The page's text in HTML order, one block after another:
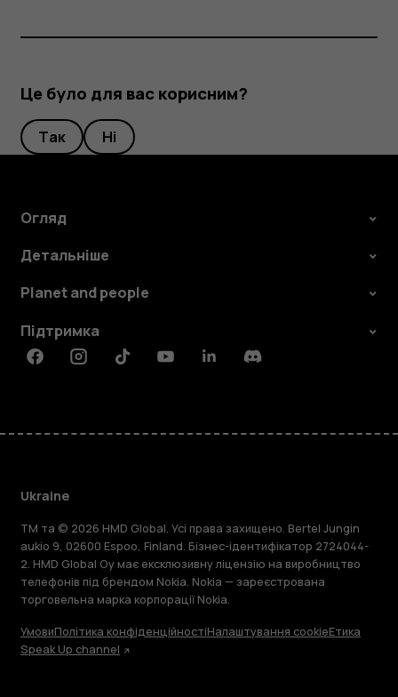
Це було для вас корисним?
Так Ні
Огляд
Детальніше
Planet and people
Підтримка
FacebookInstagramTiktokYoutubeLinkedinDiscord
Ukraine
TM та © 2026 HMD Global. Усі права захищено. Bertel Jungin
aukio 9, 02600 Espoo, Finland. Бізнес-ідентифікатор 2724044-
2. HMD Global Oy має ексклюзивну ліцензію на виробництво
телефонів під брендом Nokia. Nokia — зареєстрована
торговельна марка корпорації Nokia.
УмовиПолітика конфіденційностіНалаштування cookieЕтика
Speak Up channel